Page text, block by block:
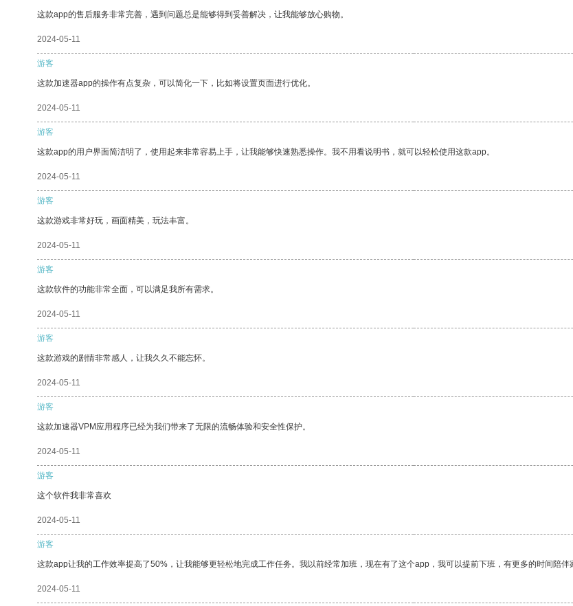
这款app的售后服务非常完善，遇到问题总是能够得到妥善解决，让我能够放心购物。
2024-05-11
游客
这款加速器app的操作有点复杂，可以简化一下，比如将设置页面进行优化。
2024-05-11
游客
这款app的用户界面简洁明了，使用起来非常容易上手，让我能够快速熟悉操作。我不用看说明书，就可以轻松使用这款app。
2024-05-11
游客
这款游戏非常好玩，画面精美，玩法丰富。
2024-05-11
游客
这款软件的功能非常全面，可以满足我所有需求。
2024-05-11
游客
这款游戏的剧情非常感人，让我久久不能忘怀。
2024-05-11
游客
这款加速器VPM应用程序已经为我们带来了无限的流畅体验和安全性保护。
2024-05-11
游客
这个软件我非常喜欢
2024-05-11
游客
这款app让我的工作效率提高了50%，让我能够更轻松地完成工作任务。我以前经常加班，现在有了这个app，我可以提前下班，有更多的时间陪伴
2024-05-11